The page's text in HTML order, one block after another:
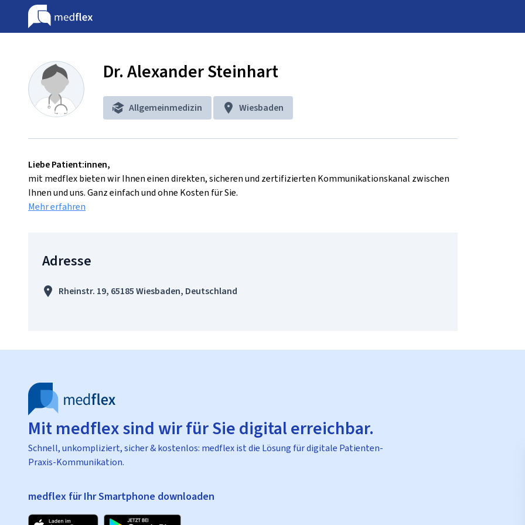
Dr. Alexander Steinhart
Allgemeinmedizin Wiesbaden
Liebe Patient:innen,
mit medflex bieten wir Ihnen einen direkten, sicheren und zertifizierten Kommunikationskanal zwischen
Ihnen und uns. Ganz einfach und ohne Kosten für Sie.
Mehr erfahren
Adresse
Rheinstr. 19, 65185 Wiesbaden, Deutschland
Mit medflex sind wir für Sie digital erreichbar.
Schnell, unkompliziert, sicher & kostenlos: medflex ist die Lösung für digitale Patienten-
Praxis-Kommunikation.
medflex für Ihr Smartphone downloaden